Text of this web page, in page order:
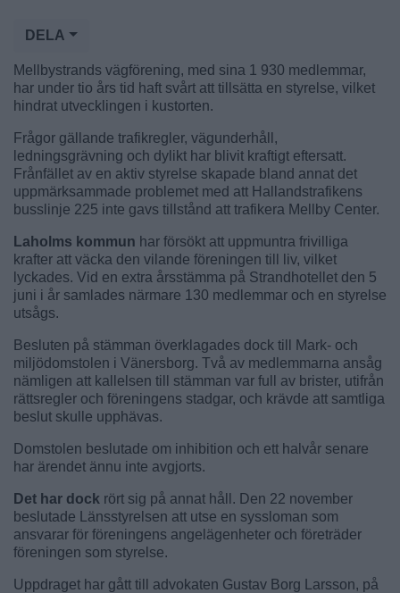
DELA
Mellbystrands vägförening, med sina 1 930 medlemmar,
har under tio års tid haft svårt att tillsätta en styrelse, vilket
hindrat utvecklingen i kustorten.
Frågor gällande trafikregler, vägunderhåll,
ledningsgrävning och dylikt har blivit kraftigt eftersatt.
Frånfället av en aktiv styrelse skapade bland annat det
uppmärksammade problemet med att Hallandstrafikens
busslinje 225 inte gavs tillstånd att trafikera Mellby Center.
Laholms kommun har försökt att uppmuntra frivilliga
krafter att väcka den vilande föreningen till liv, vilket
lyckades. Vid en extra årsstämma på Strandhotellet den 5
juni i år samlades närmare 130 medlemmar och en styrelse
utsågs.
Besluten på stämman överklagades dock till Mark- och
miljödomstolen i Vänersborg. Två av medlemmarna ansåg
nämligen att kallelsen till stämman var full av brister, utifrån
rättsregler och föreningens stadgar, och krävde att samtliga
beslut skulle upphävas.
Domstolen beslutade om inhibition och ett halvår senare
har ärendet ännu inte avgjorts.
Det har dock rört sig på annat håll. Den 22 november
beslutade Länsstyrelsen att utse en syssloman som
ansvarar för föreningens angelägenheter och företräder
föreningen som styrelse.
Uppdraget har gått till advokaten Gustav Borg Larsson, på